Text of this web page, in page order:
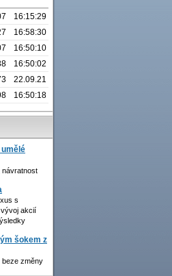
16:15:29
16:58:30
16:50:10
16:50:02
22.09.21
16:50:18
návratnost
s
akcií
šokem z
beze změny